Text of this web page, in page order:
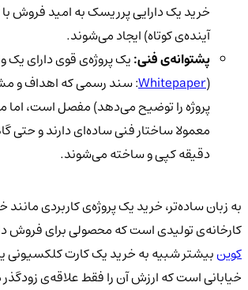
خرید یک دارایی پرریسک به امید فروش با
آینده‌ی کوتاه) ایجاد می‌شوند.
پشتوانه‌ی فنی:یک پروژه‌ی قوی دارای یک
Whitepaper: سند رسمی که اهداف و
پروژه را توضیح می‌دهد) مفصل است، اما
معمولا ساختار فنی ساده‌ای دارند و حتی
دقیقه کپی و ساخته می‌شوند.
به زبان ساده‌تر، خرید یک پروژه‌ی کاربردی مانند
کارخانه‌ی تولیدی است که محصولی برای فروش
کوینبیشتر شبیه به خرید یک کارت کلکسیونی یا
خیابانی است که ارزش آن را فقط علاقه‌ی زودگذر